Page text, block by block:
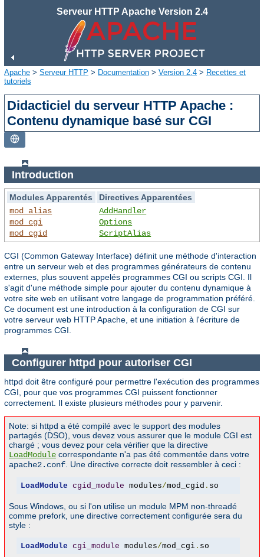
Serveur HTTP Apache Version 2.4
Apache > Serveur HTTP > Documentation > Version 2.4 > Recettes et
tutoriels
Didacticiel du serveur HTTP Apache :
Contenu dynamique basé sur CGI
Introduction
Modules Apparentés
Directives Apparentées
mod_alias
mod_cgi
mod_cgid
AddHandler
Options
ScriptAlias
CGI (Common Gateway Interface) définit une méthode d'interaction
entre un serveur web et des programmes générateurs de contenu
externes, plus souvent appelés programmes CGI ou scripts CGI. Il
s'agit d'une méthode simple pour ajouter du contenu dynamique à
votre site web en utilisant votre langage de programmation préféré.
Ce document est une introduction à la configuration de CGI sur
votre serveur web HTTP Apache, et une initiation à l'écriture de
programmes CGI.
Configurer httpd pour autoriser CGI
httpd doit être configuré pour permettre l'exécution des programmes
CGI, pour que vos programmes CGI puissent fonctionner
correctement. Il existe plusieurs méthodes pour y parvenir.
Note: si httpd a été compilé avec le support des modules
partagés (DSO), vous devez vous assurer que le module CGI est
chargé ; vous devez pour cela vérifier que la directive
LoadModule correspondante n'a pas été commentée dans votre
apache2.conf. Une directive correcte doit ressembler à ceci :
LoadModule cgid_module modules/mod_cgid . so
Sous Windows, ou si l'on utilise un module MPM non-threadé
comme prefork, une directive correctement configurée sera du
style :
LoadModule cgi_module modules/mod_cgi. so